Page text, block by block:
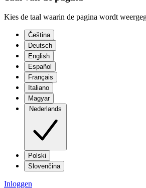
Kies de taal waarin de pagina wordt
Čeština
Deutsch
English
Español
Français
Italiano
Magyar
Nederlands
Polski
Slovenčina
Inloggen